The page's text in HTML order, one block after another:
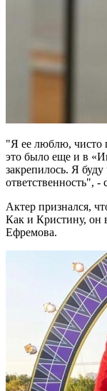
"Я ее люблю, чисто
это было еще и в
закрепилось. Я
ответственность",
Актер признался,
Как и Кристину, он
Ефремова.